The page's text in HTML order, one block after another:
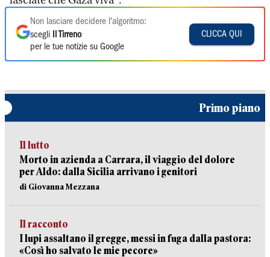
Non lasciare decidere l'algoritmo:
scegli
Il Tirreno
per le tue notizie su Google
CLICCA QUI
Primo piano
Il lutto
Morto in azienda a Carrara, il viaggio del dolore
per Aldo: dalla Sicilia arrivano i genitori
di Giovanna Mezzana
Il racconto
I lupi assaltano il gregge, messi in fuga dalla pastora:
«Così ho salvato le mie pecore»